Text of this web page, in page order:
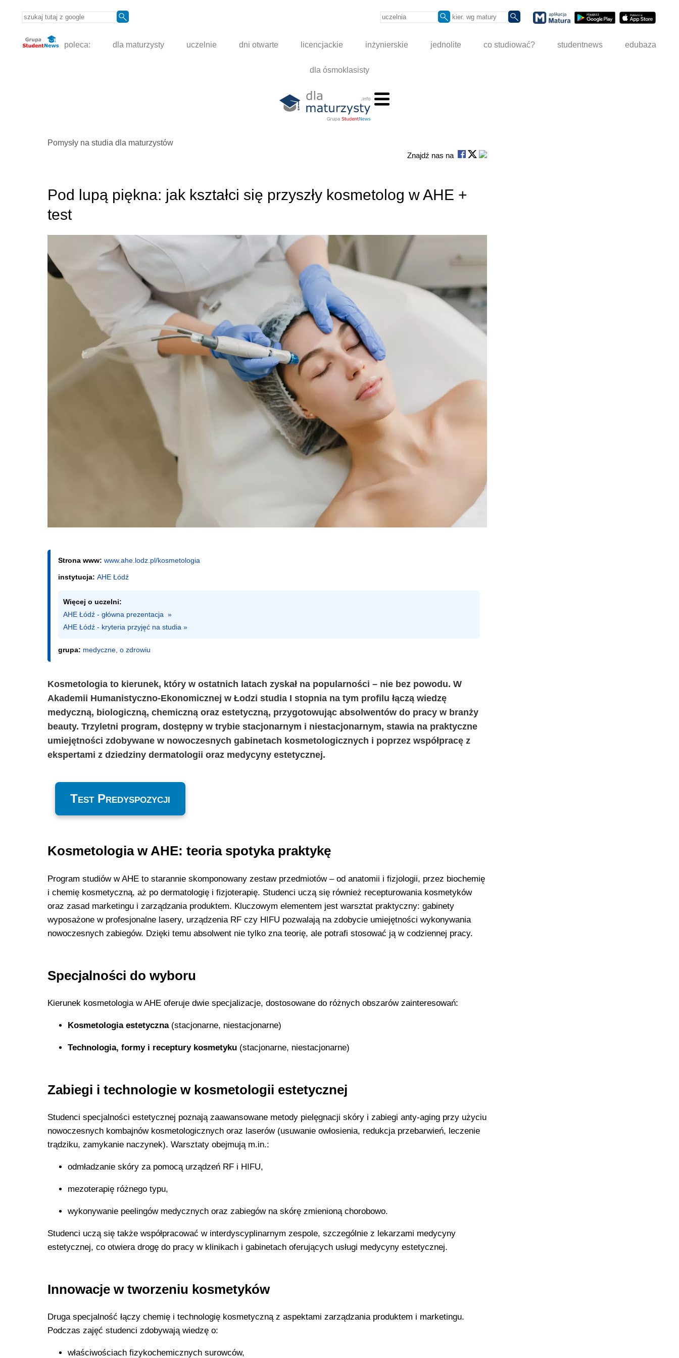
poleca: dla maturzysty uczelnie dni otwarte licencjackie inżynierskie jednolite co studiować? studentnews edubaza
dla ósmoklasisty
Pomysły na studia dla maturzystów
Znajdź nas na
Pod lupą piękna: jak kształci się przyszły kosmetolog w AHE +
test
Strona www: www.ahe.lodz.pl/kosmetologia
instytucja: AHE Łódź
Więcej o uczelni:
AHE Łódź - główna prezentacja  »
AHE Łódź - kryteria przyjęć na studia »
grupa: medyczne, o zdrowiu
Kosmetologia to kierunek, który w ostatnich latach zyskał na popularności – nie bez powodu. W
Akademii Humanistyczno-Ekonomicznej w Łodzi studia I stopnia na tym profilu łączą wiedzę
medyczną, biologiczną, chemiczną oraz estetyczną, przygotowując absolwentów do pracy w branży
beauty. Trzyletni program, dostępny w trybie stacjonarnym i niestacjonarnym, stawia na praktyczne
umiejętności zdobywane w nowoczesnych gabinetach kosmetologicznych i poprzez współpracę z
ekspertami z dziedziny dermatologii oraz medycyny estetycznej.
Test Predyspozycji
Kosmetologia w AHE: teoria spotyka praktykę
Program studiów w AHE to starannie skomponowany zestaw przedmiotów – od anatomii i fizjologii, przez biochemię
i chemię kosmetyczną, aż po dermatologię i fizjoterapię. Studenci uczą się również recepturowania kosmetyków
oraz zasad marketingu i zarządzania produktem. Kluczowym elementem jest warsztat praktyczny: gabinety
wyposażone w profesjonalne lasery, urządzenia RF czy HIFU pozwalają na zdobycie umiejętności wykonywania
nowoczesnych zabiegów. Dzięki temu absolwent nie tylko zna teorię, ale potrafi stosować ją w codziennej pracy.
Specjalności do wyboru
Kierunek kosmetologia w AHE oferuje dwie specjalizacje, dostosowane do różnych obszarów zainteresowań:
Kosmetologia estetyczna (stacjonarne, niestacjonarne)
Technologia, formy i receptury kosmetyku (stacjonarne, niestacjonarne)
Zabiegi i technologie w kosmetologii estetycznej
Studenci specjalności estetycznej poznają zaawansowane metody pielęgnacji skóry i zabiegi anty-aging przy użyciu
nowoczesnych kombajnów kosmetologicznych oraz laserów (usuwanie owłosienia, redukcja przebarwień, leczenie
trądziku, zamykanie naczynek). Warsztaty obejmują m.in.:
odmładzanie skóry za pomocą urządzeń RF i HIFU,
mezoterapię różnego typu,
wykonywanie peelingów medycznych oraz zabiegów na skórę zmienioną chorobowo.
Studenci uczą się także współpracować w interdyscyplinarnym zespole, szczególnie z lekarzami medycyny
estetycznej, co otwiera drogę do pracy w klinikach i gabinetach oferujących usługi medycyny estetycznej.
Innowacje w tworzeniu kosmetyków
Druga specjalność łączy chemię i technologię kosmetyczną z aspektami zarządzania produktem i marketingu.
Podczas zajęć studenci zdobywają wiedzę o:
właściwościach fizykochemicznych surowców,